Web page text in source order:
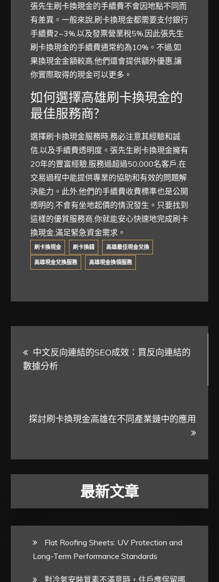
張先生刷卡換現金的手續費不會因地點不同而
有差異。一般來說,刷卡換現金都需要支付銀行
手續費2~3%,以及發票營業稅5%,因此張先生
刷卡換現金的手續費通常約為10%。不過,如
果換現金金額較高,他們還會提供額外優惠,讓
你實際取得的現金可以更多。
如何選擇高雄刷卡換現金的
最佳服務商?
選擇刷卡換現金服務時,務必注意其經驗和誠
信,以及手續費透明度。張先生刷卡換現金擁有
20年的豐富經驗,服務過超過50,000名客戶,在
交易過程中能提供專業的協助和有效的問題解
決能力。此外,他們的手續費收費標準也是公開
透明的,不會有坐地起價的情況發生。只要找到
這樣的優質服務商,你就能安心快速地完成刷卡
換現金,滿足緊急資金需求。
刷卡換現金 刷卡換錢 高雄最佳現金兌換
高雄現金兌換服務 高雄現金換領服務
章
覽
中文反向連結的SEO成效：買反向連結的
數據分析
探討刷卡換現金高雄在不同產業鏈中的應用
最新文章
Flat Roofing Sheets: UV Protection and
Long-Term Performance Standards
對冷氣安裝質素不滿意時，住戶應保留哪